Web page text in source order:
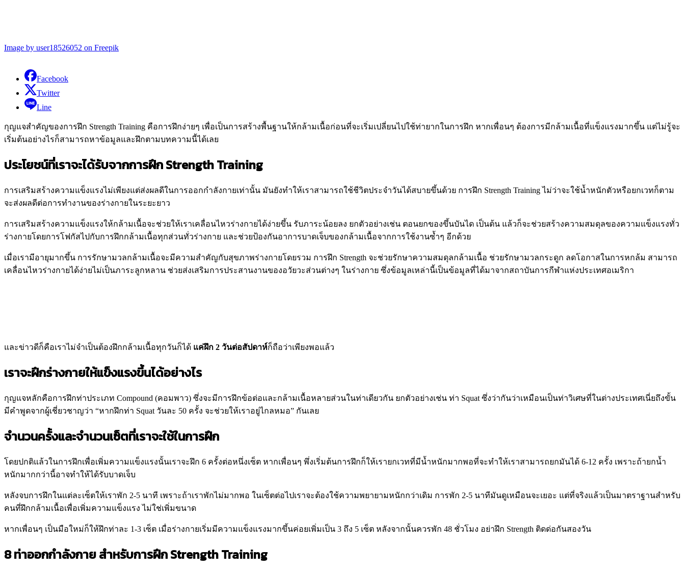
Image by user18526052 on Freepik
Facebook
Twitter
Line
กุญแจสำคัญของการฝึก Strength Training คือการฝึกง่ายๆ เพื่อเป็นการสร้างพื้นฐานให้กล้ามเนื้อก่อนที่จะเริ่มเปลี่ยนไปใช้ท่ายากในการฝึก หากเพื่อนๆ ต้องการมีกล้ามเนื้อที่แข็งแรงมากขึ้น แต่ไม่รู้จะ
เริ่มต้นอย่างไรก็สามารถหาข้อมูลและฝึกตามบทความนี้ได้เลย
ประโยชน์ที่เราจะได้รับจากการฝึก Strength Training
การเสริมสร้างความแข็งแรงไม่เพียงแต่ส่งผลดีในการออกกำลังกายเท่านั้น มันยังทำให้เราสามารถใช้ชีวิตประจำวันได้สบายขึ้นด้วย การฝึก Strength Training ไม่ว่าจะใช้น้ำหนักตัวหรือยกเวทก็ตาม
จะส่งผลดีต่อการทำงานของร่างกายในระยะยาว
การเสริมสร้างความแข็งแรงให้กล้ามเนื้อจะช่วยให้เราเคลื่อนไหวร่างกายได้ง่ายขึ้น รับภาระน้อยลง ยกตัวอย่างเช่น ตอนยกของขึ้นบันได เป็นต้น แล้วก็จะช่วยสร้างความสมดุลของความแข็งแรงทั่ว
ร่างกายโดยการโฟกัสไปกับการฝึกกล้ามเนื้อทุกส่วนทั่วร่างกาย และช่วยป้องกันอาการบาดเจ็บของกล้ามเนื้อจากการใช้งานซ้ำๆ อีกด้วย
เมื่อเรามีอายุมากขึ้น การรักษามวลกล้ามเนื้อจะมีความสำคัญกับสุขภาพร่างกายโดยรวม การฝึก Strength จะช่วยรักษาความสมดุลกล้ามเนื้อ ช่วยรักษามวลกระดูก ลดโอกาสในการหกล้ม สามารถ
เคลื่อนไหวร่างกายได้ง่ายไม่เป็นภาระลูกหลาน ช่วยส่งเสริมการประสานงานของอวัยวะส่วนต่างๆ ในร่างกาย ซึ่งข้อมูลเหล่านี้เป็นข้อมูลที่ได้มาจากสถาบันการกีฬาแห่งประเทศอเมริกา
และข่าวดีก็คือเราไม่จำเป็นต้องฝึกกล้ามเนื้อทุกวันก็ได้ แค่ฝึก 2 วันต่อสัปดาห์ก็ถือว่าเพียงพอแล้ว
เราจะฝึกร่างกายให้แข็งแรงขึ้นได้อย่างไร
กุญแจหลักคือการฝึกท่าประเภท Compound (คอมพาว) ซึ่งจะมีการฝึกข้อต่อและกล้ามเนื้อหลายส่วนในท่าเดียวกัน ยกตัวอย่างเช่น ท่า Squat ซึ่งว่ากันว่าเหมือนเป็นท่าวิเศษที่ในต่างประเทศเนี่ยถึงขั้น
มีคำพูดจากผู้เชี่ยวชาญว่า “หากฝึกท่า Squat วันละ 50 ครั้ง จะช่วยให้เราอยู่ไกลหมอ” กันเลย
จำนวนครั้งและจำนวนเซ็ตที่เราจะใช้ในการฝึก
โดยปกติแล้วในการฝึกเพื่อเพิ่มความแข็งแรงนั้นเราจะฝึก 6 ครั้งต่อหนึ่งเซ็ต หากเพื่อนๆ พึ่งเริ่มต้นการฝึกก็ให้เรายกเวทที่มีน้ำหนักมากพอที่จะทำให้เราสามารถยกมันได้ 6-12 ครั้ง เพราะถ้ายกน้ำ
หนักมากกว่านี้อาจทำให้ได้รับบาดเจ็บ
หลังจบการฝึกในแต่ละเซ็ตให้เราพัก 2-5 นาที เพราะถ้าเราพักไม่มากพอ ในเซ็ตต่อไปเราจะต้องใช้ความพยายามหนักกว่าเดิม การพัก 2-5 นาทีมันดูเหมือนจะเยอะ แต่ที่จริงแล้วเป็นมาตราฐานสำหรับ
คนที่ฝึกกล้ามเนื้อเพื่อเพิ่มความแข็งแรง ไม่ใช่เพิ่มขนาด
หากเพื่อนๆ เป็นมือใหม่ก็ให้ฝึกท่าละ 1-3 เซ็ต เมื่อร่างกายเริ่มมีความแข็งแรงมากขึ้นค่อยเพิ่มเป็น 3 ถึง 5 เซ็ต หลังจากนั้นควรพัก 48 ชั่วโมง อย่าฝึก Strength ติดด่อกันสองวัน
8 ท่าออกกำลังกาย สำหรับการฝึก Strength Training